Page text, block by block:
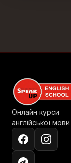
Онлайн курси
англійської мови